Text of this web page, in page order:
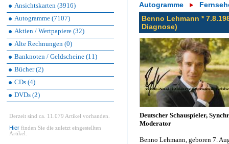
Ansichtskarten (3916)
Autogramme (7107)
Aktien / Wertpapiere (32)
Alte Rechnungen (0)
Banknoten / Geldscheine (11)
Bücher (2)
CDs (4)
DVDs (2)
Derzeit sind ca. 11.079 Artikel vorhanden.
Hier finden Sie die zuletzt eingestellten
Artikel.
Autogramme
Benno Lehmann *
Diagnose)
Deutscher Schauspieler,
Moderator
Benno Lehmann, geboren 7.